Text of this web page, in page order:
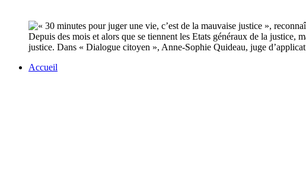
Depuis des mois et alors que se tiennent les Etats généraux de la justice,
justice. Dans « Dialogue citoyen », Anne-Sophie Quideau, juge
Accueil